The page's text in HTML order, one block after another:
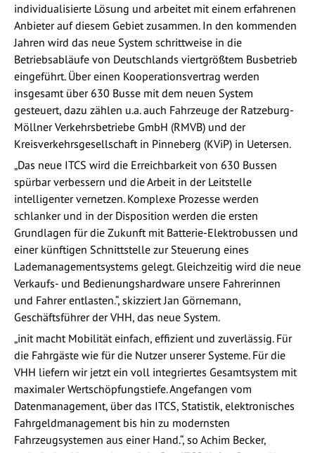
individualisierte Lösung und arbeitet mit einem erfahrenen
Anbieter auf diesem Gebiet zusammen. In den kommenden
Jahren wird das neue System schrittweise in die
Betriebsabläufe von Deutschlands viertgrößtem Busbetrieb
eingeführt. Über einen Kooperationsvertrag werden
insgesamt über 630 Busse mit dem neuen System
gesteuert, dazu zählen u.a. auch Fahrzeuge der Ratzeburg-
Möllner Verkehrsbetriebe GmbH (RMVB) und der
Kreisverkehrsgesellschaft in Pinneberg (KViP) in Uetersen.
„Das neue ITCS wird die Erreichbarkeit von 630 Bussen
spürbar verbessern und die Arbeit in der Leitstelle
intelligenter vernetzen. Komplexe Prozesse werden
schlanker und in der Disposition werden die ersten
Grundlagen für die Zukunft mit Batterie-Elektrobussen und
einer künftigen Schnittstelle zur Steuerung eines
Lademanagementsystems gelegt. Gleichzeitig wird die neue
Verkaufs- und Bedienungshardware unsere Fahrerinnen
und Fahrer entlasten.“, skizziert Jan Görnemann,
Geschäftsführer der VHH, das neue System.
„init macht Mobilität einfach, effizient und zuverlässig. Für
die Fahrgäste wie für die Nutzer unserer Systeme. Für die
VHH liefern wir jetzt ein voll integriertes Gesamtsystem mit
maximaler Wertschöpfungstiefe. Angefangen vom
Datenmanagement, über das ITCS, Statistik, elektronisches
Fahrgeldmanagement bis hin zu modernsten
Fahrzeugsystemen aus einer Hand.“, so Achim Becker,